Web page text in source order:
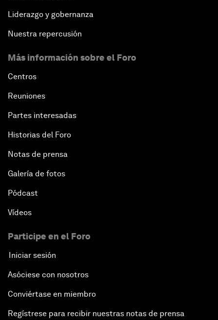
Liderazgo y gobernanza
Nuestra repercusión
Más información sobre el Foro
Centros
Reuniones
Partes interesadas
Historias del Foro
Notas de prensa
Galería de fotos
Pódcast
Vídeos
Participe en el Foro
Iniciar sesión
Asóciese con nosotros
Conviértase en miembro
Regístrese para recibir nuestras notas de prensa